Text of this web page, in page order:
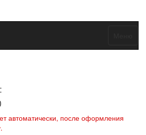
автоматически, после оформления